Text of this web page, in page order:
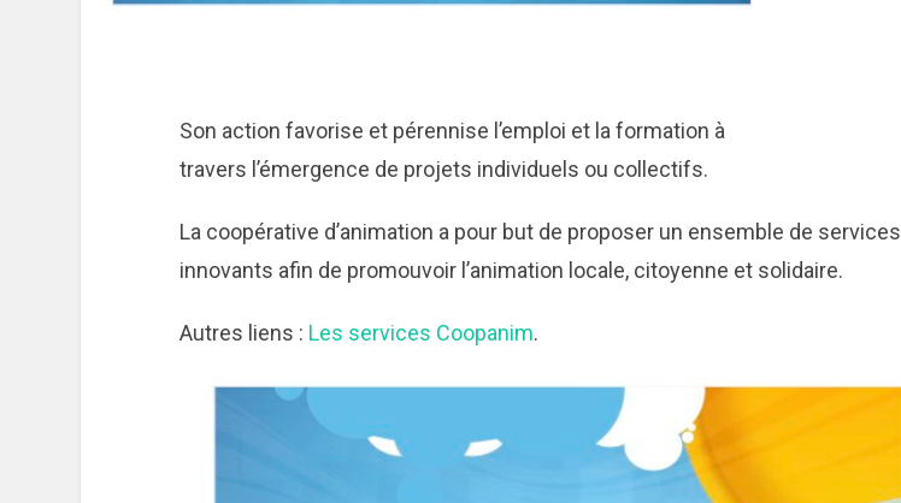
Son action favorise et pérennise l’emploi et la formation à
travers l’émergence de projets individuels ou collectifs.
La coopérative d’animation a pour but de proposer un ensemble de services
innovants afin de promouvoir l’animation locale, citoyenne et solidaire.
Autres liens : Les services Coopanim.